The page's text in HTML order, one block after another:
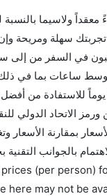
معقداً ولاسيما
في السفر من إلى
ساعات بما في
إلى هو 830. قم بحجز تذاكرك قبل
بالجوانب
(per person)
may not be